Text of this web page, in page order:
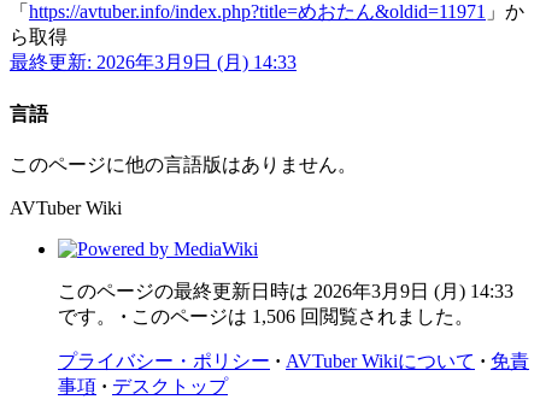
「 https://avtuber.info/index.php?title=めおたん&oldid=11971 」か
ら取得
最終更新: 2026年3月9日 (月) 14:33
言語
このページに他の言語版はありません。
AVTuber Wiki
このページの最終更新日時は 2026年3月9日 (月) 14:33
です。
このページは 1,506 回閲覧されました。
プライバシー・ポリシー AVTuber Wikiについて
免責
事項
デスクトップ